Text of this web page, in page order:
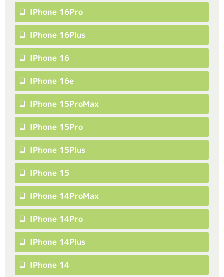
IPhone 16Pro
IPhone 16Plus
IPhone 16
IPhone 16e
IPhone 15ProMax
IPhone 15Pro
IPhone 15Plus
IPhone 15
IPhone 14ProMax
IPhone 14Pro
IPhone 14Plus
IPhone 14